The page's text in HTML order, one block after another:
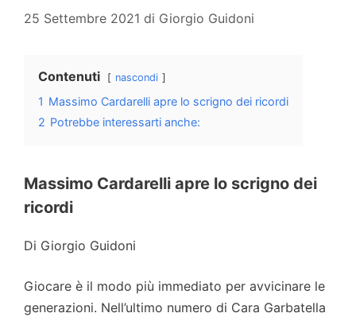
25 Settembre 2021 di Giorgio Guidoni
Contenuti nascondi
1 Massimo Cardarelli apre lo scrigno dei ricordi
2 Potrebbe interessarti anche:
Massimo Cardarelli apre lo scrigno dei
ricordi
Di Giorgio Guidoni
Giocare è il modo più immediato per avvicinare le
generazioni. Nell’ultimo numero di Cara Garbatella